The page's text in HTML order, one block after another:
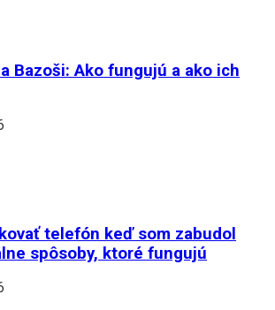
Bazoši: Ako fungujú a ako ich
telefón keď som zabudol
spôsoby, ktoré fungujú